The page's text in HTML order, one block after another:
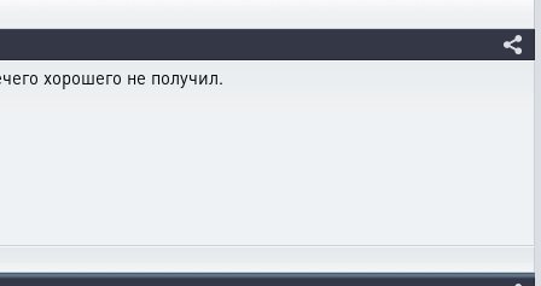
хорошего не получил.